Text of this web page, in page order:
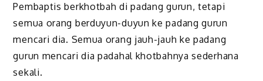
Pembaptis berkhotbah di padang gurun, tetapi
semua orang berduyun-duyun ke padang gurun
mencari dia. Semua orang jauh-jauh ke padang
gurun mencari dia padahal khotbahnya sederhana
sekali.